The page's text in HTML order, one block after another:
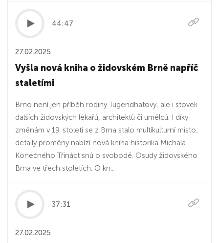
44:47
27.02.2025
Vyšla nová kniha o židovském Brně napříč
staletími
Brno není jen příběh rodiny Tugendhatovy, ale i stovek
dalších židovských lékařů, architektů či umělců. I díky
změnám v 19. století se z Brna stalo multikulturní místo;
detaily proměny nabízí nová kniha historika Michala
Konečného Třináct snů o svobodě. Osudy židovského
Brna ve třech stoletích. O kn...
37:31
27.02.2025